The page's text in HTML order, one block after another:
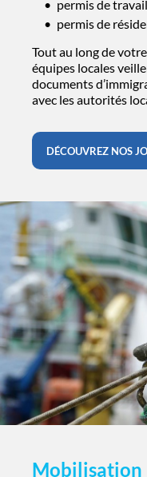
permis de
permis de
Tout au long de
équipes locales
documents
avec les autorités
DÉCOUVREZ NOS
Mobilisation